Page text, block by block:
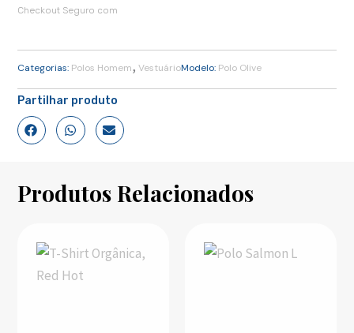
Checkout Seguro com
Categorias: Polos Homem, VestuárioModelo: Polo Olive
Partilhar produto
Produtos Relacionados